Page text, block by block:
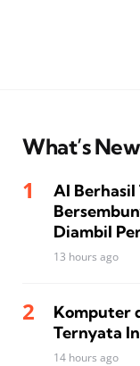
What’s New
AI
Diambil
13 hours ago
Komputer
Ternyata
14 hours ago